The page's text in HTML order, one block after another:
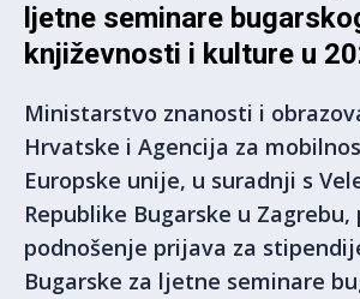
ljetne seminare
književnosti i kulture u
Ministarstvo znanosti i
Hrvatske i Agencija za
Europske unije, u suradnji s
Republike Bugarske u
podnošenje prijava za
Bugarske za ljetne seminare